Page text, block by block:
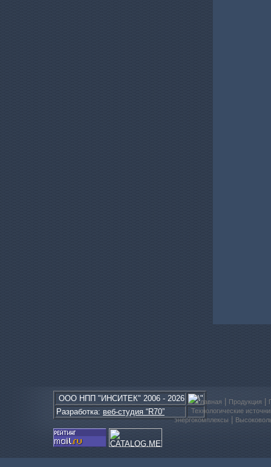
ООО НПП "ИНСИТЕК" 2006 - 2026
Разработка: веб-студия “R70”
Главная Продукция
Технологические
энергокомплексы